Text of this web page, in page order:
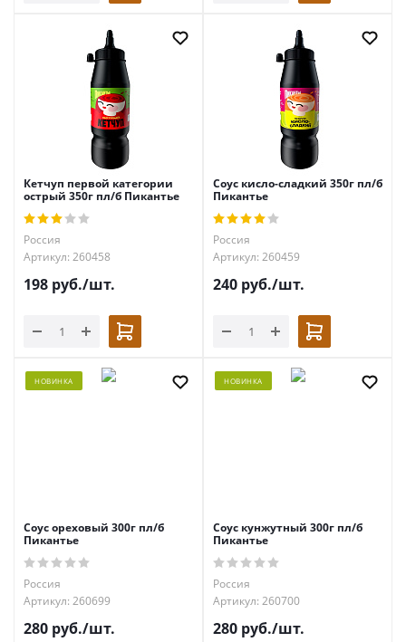
Кетчуп первой категории
острый 350г пл/б Пикантье
Россия
Артикул: 260458
198 руб./шт.
Соус кисло-сладкий 350г пл/б
Пикантье
Россия
Артикул: 260459
240 руб./шт.
НОВИНКА
Соус ореховый 300г пл/б
Пикантье
Россия
Артикул: 260699
280 руб./шт.
НОВИНКА
Соус кунжутный 300г пл/б
Пикантье
Россия
Артикул: 260700
280 руб./шт.